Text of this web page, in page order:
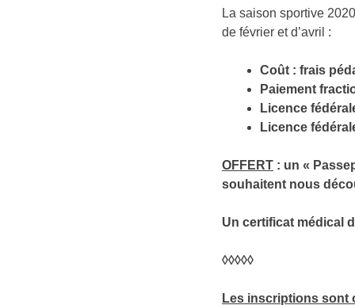
La saison sportive
de février et d’avril :
Coût : frais
Paiement
Licence
Licence
OFFERT : un «
souhaitent nous
Un certificat médical
◊◊◊◊◊
Les inscriptions sont